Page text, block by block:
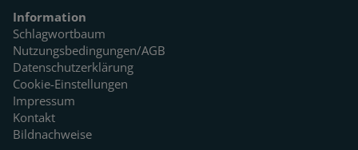
Information
Schlagwortbaum
Nutzungsbedingungen/AGB
Datenschutzerklärung
Cookie-Einstellungen
Impressum
Kontakt
Bildnachweise